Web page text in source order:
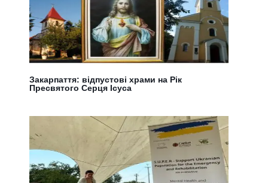
Закарпаття: відпустові храми на Рік
Пресвятого Серця Ісуса